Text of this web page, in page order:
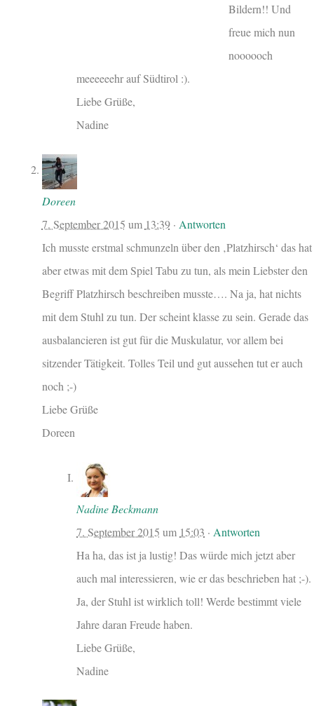
Bildern!! Und
freue mich nun
noooooch
meeeeeehr auf Südtirol :).
Liebe Grüße,
Nadine
Doreen
7. September 2015 um 13:39· Antworten
Ich musste erstmal schmunzeln über den ‚Platzhirsch‘ das hat
aber etwas mit dem Spiel Tabu zu tun, als mein Liebster den
Begriff Platzhirsch beschreiben musste…. Na ja, hat nichts
mit dem Stuhl zu tun. Der scheint klasse zu sein. Gerade das
ausbalancieren ist gut für die Muskulatur, vor allem bei
sitzender Tätigkeit. Tolles Teil und gut aussehen tut er auch
noch ;-)
Liebe Grüße
Doreen
Nadine Beckmann
7. September 2015 um 15:03 · Antworten
Ha ha, das ist ja lustig! Das würde mich jetzt aber
auch mal interessieren, wie er das beschrieben hat ;-).
Ja, der Stuhl ist wirklich toll! Werde bestimmt viele
Jahre daran Freude haben.
Liebe Grüße,
Nadine